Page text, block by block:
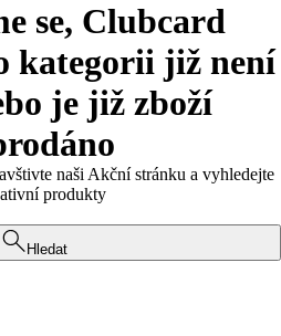
se, Clubcard
kategorii již není
je již zboží
naši Akční stránku a vyhledejte
produkty
Hledat